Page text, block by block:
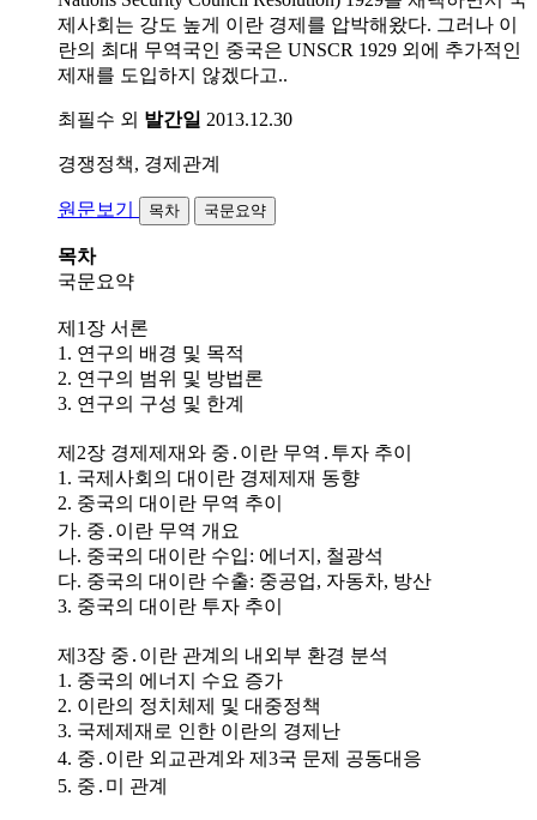
제사회는 강도 높게 이란 경제를 압박해왔다. 그러나 이
란의 최대 무역국인 중국은 UNSCR 1929 외에 추가적인
제재를 도입하지 않겠다고..
최필수 외 발간일 2013.12.30
경쟁정책, 경제관계
원문보기 목차 국문요약
목차
국문요약
제1장 서론
1. 연구의 배경 및 목적
2. 연구의 범위 및 방법론
3. 연구의 구성 및 한계
제2장 경제제재와 중․이란 무역․투자 추이
1. 국제사회의 대이란 경제제재 동향
2. 중국의 대이란 무역 추이
가. 중․이란 무역 개요
나. 중국의 대이란 수입: 에너지, 철광석
다. 중국의 대이란 수출: 중공업, 자동차, 방산
3. 중국의 대이란 투자 추이
제3장 중․이란 관계의 내외부 환경 분석
1. 중국의 에너지 수요 증가
2. 이란의 정치체제 및 대중정책
3. 국제제재로 인한 이란의 경제난
4. 중․이란 외교관계와 제3국 문제 공동대응
5. 중․미 관계